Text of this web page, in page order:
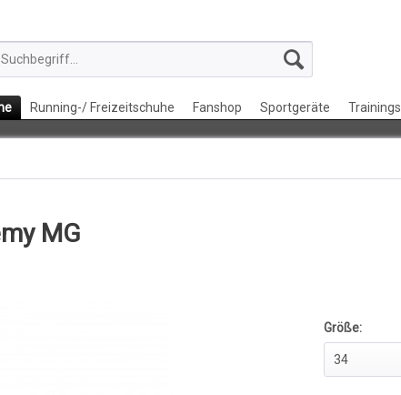
Running-/ Freizeitschuhe Fanshop Sportgeräte
MG
Größe: